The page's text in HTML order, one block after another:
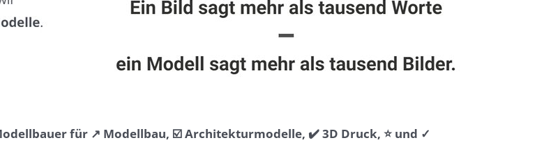
für ↗️ Modellbau, ☑️ Architekturmodelle, ✔️ 3D Druck, ⭐ und ✓